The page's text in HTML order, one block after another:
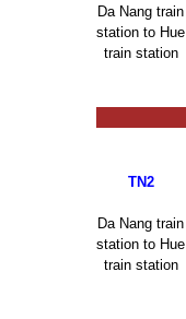
Da Nang train
station to Hue
train station
TN2
Da Nang train
station to Hue
train station